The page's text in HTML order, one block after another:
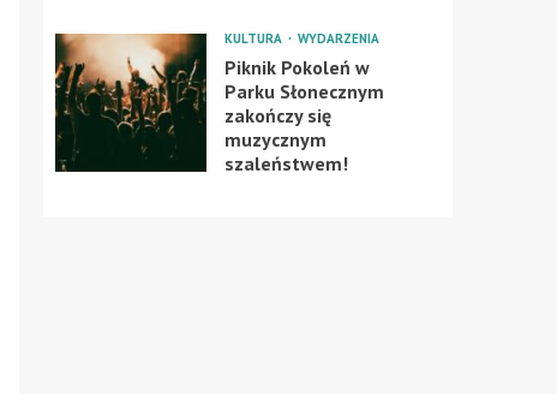
KULTURA WYDARZENIA
Piknik Pokoleń w
Parku Słonecznym
zakończy się
muzycznym
szaleństwem!